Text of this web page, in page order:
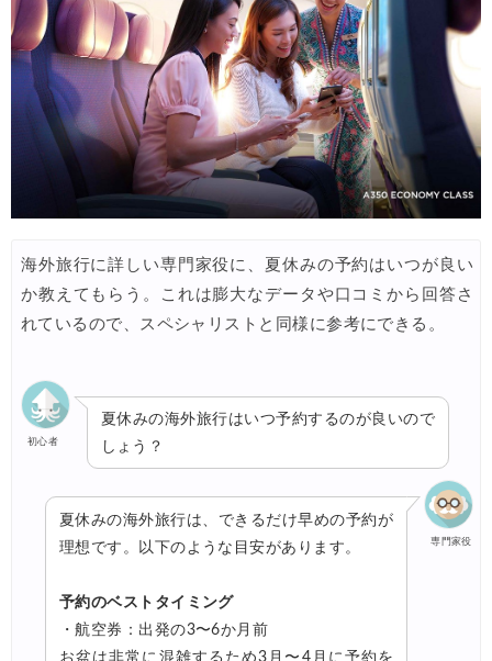
海外旅行に詳しい専門家役に、夏休みの予約はいつが良い
か教えてもらう。これは膨大なデータや口コミから回答さ
れているので、スペシャリストと同様に参考にできる。
初心者
夏休みの海外旅行はいつ予約するのが良いので
しょう？
専門家役
夏休みの海外旅行は、できるだけ早めの予約が
理想です。以下のような目安があります。
予約のベストタイミング
・航空券：出発の3〜6か月前
お盆は非常に混雑するため3月〜4月に予約を